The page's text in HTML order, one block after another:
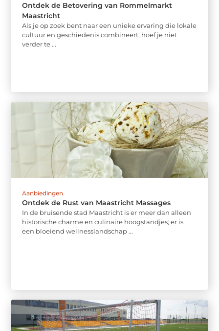
Ontdek de Betovering van Rommelmarkt
Maastricht
Als je op zoek bent naar een unieke ervaring die lokale
cultuur en geschiedenis combineert, hoef je niet
verder te ...
Aanbiedingen
Ontdek de Rust van Maastricht Massages
In de bruisende stad Maastricht is er meer dan alleen
historische charme en culinaire hoogstandjes; er is
een bloeiend wellnesslandschap ...